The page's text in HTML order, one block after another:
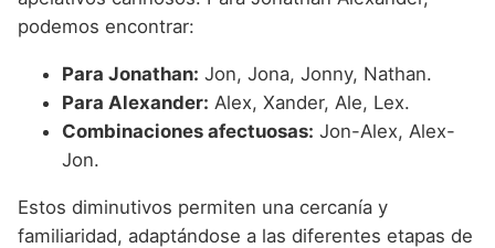
podemos encontrar:
Para Jonathan: Jon, Jona, Jonny, Nathan.
Para Alexander: Alex, Xander, Ale, Lex.
Combinaciones afectuosas: Jon-Alex, Alex-
Jon.
Estos diminutivos permiten una cercanía y
familiaridad, adaptándose a las diferentes etapas de